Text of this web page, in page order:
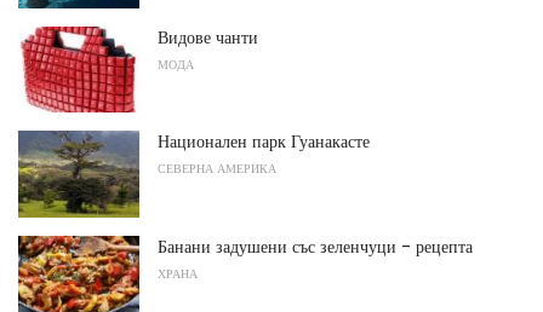
Видове чанти
МОДА
Национален парк Гуанакасте
СЕВЕРНА АМЕРИКА
Банани задушени със зеленчуци - рецепта
ХРАНА